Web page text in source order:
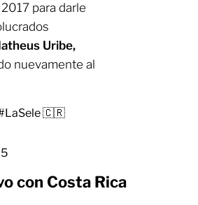
para darle
Uribe,
nuevamente al
🇨🇷
con Costa Rica